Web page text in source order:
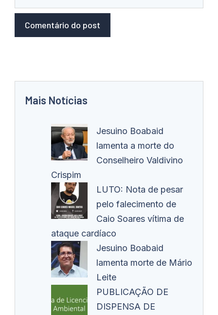
Mais Notícias
Jesuino Boabaid
lamenta a morte do
Conselheiro Valdivino
Crispim
LUTO: Nota de pesar
pelo falecimento de
Caio Soares vítima de
ataque cardíaco
Jesuino Boabaid
lamenta morte de Mário
Leite
PUBLICAÇÃO DE
DISPENSA DE